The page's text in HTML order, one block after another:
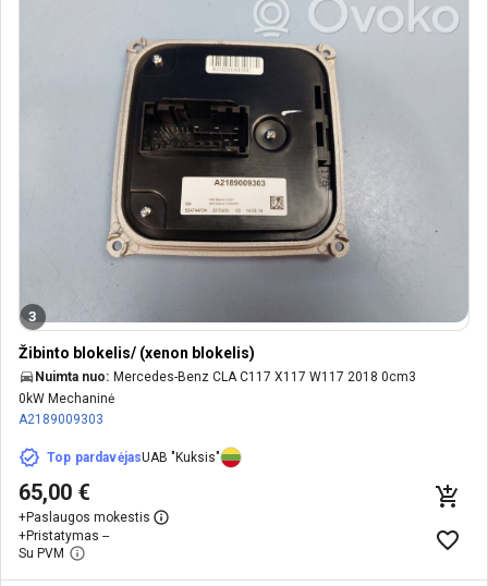
3
Žibinto blokelis/ (xenon blokelis)
Nuimta nuo: Mercedes-Benz CLA C117 X117 W117 2018 0cm3
0kW Mechaninė
A2189009303
Top pardavėjasUAB "Kuksis"
65,00 €
+Paslaugos mokestis
+Pristatymas --
Su PVM